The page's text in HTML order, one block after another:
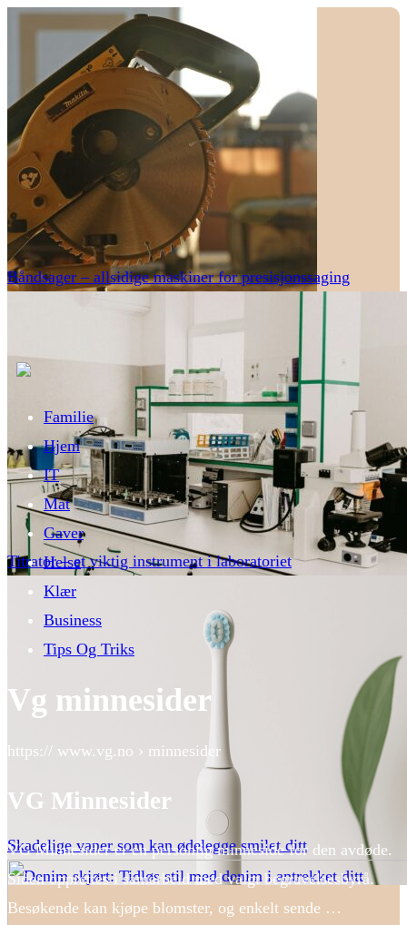
Båndsager – allsidige maskiner for presisjonssaging
Titrator – et viktig instrument i laboratoriet
Skadelige vaner som kan ødelegge smilet ditt
Familie
Hjem
IT
Mat
Gaver
Helse
Klær
Business
Tips Og Triks
Vg minnesider
https:// www.vg.no › minnesider
VG Minnesider
VG Minnesider er en personlig minneside for den avdøde.
Siden opprettes i samarbeid med valgt begravelsesbyrå.
Besøkende kan kjøpe blomster, og enkelt sende …